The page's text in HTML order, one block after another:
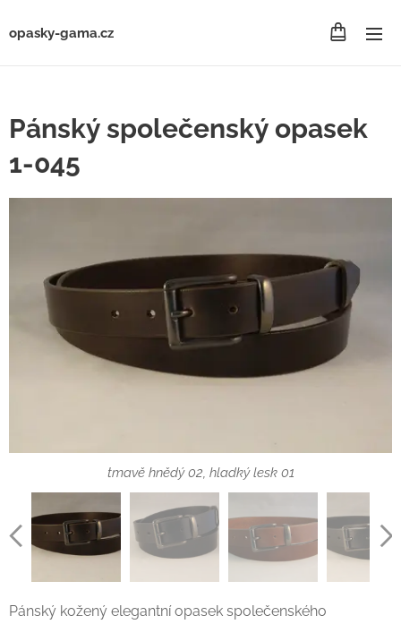
opasky-gama.cz
Pánský společenský opasek
1-045
tmavě hnědý 02, hladký lesk 01
černý 01, hladký lesk 01
středně hnědý (koňak) 03, hladký lesk 01
černý 01, hladký mat 02
Pánský kožený elegantní opasek společenského